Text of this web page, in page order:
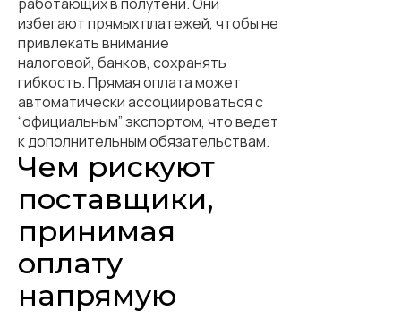
избегают прямых платежей, чтобы не
привлекать внимание
налоговой, банков, сохранять
гибкость. Прямая оплата может
автоматически ассоциироваться с
“официальным” экспортом, что ведет
к дополнительным обязательствам.
Чем рискуют
поставщики,
принимая
оплату
напрямую